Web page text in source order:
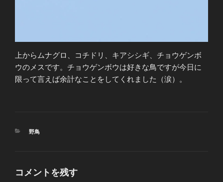
上からムナグロ、コチドリ、キアシシギ、チョウゲンボ
ウのメスです。チョウゲンボウは好きな鳥ですが今日に
限って言えば余計なことをしてくれました（涙）。
カ
野鳥
コメントを残す